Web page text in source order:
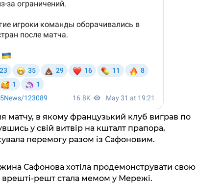
матчу, в якому французький клуб виграв по
у свій витвір на кшталт прапора,
перемогу разом із Сафоновим.
Сафонова хотіла продемонструвати свою
врешті-решт стала мемом у Мережі.